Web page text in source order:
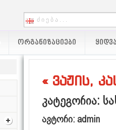
ᲝᲠᲒᲐᲜᲘᲖᲐᲪᲘᲔᲑᲘ
« ვაჟის,
კატეგორია:
ავტორი: admin